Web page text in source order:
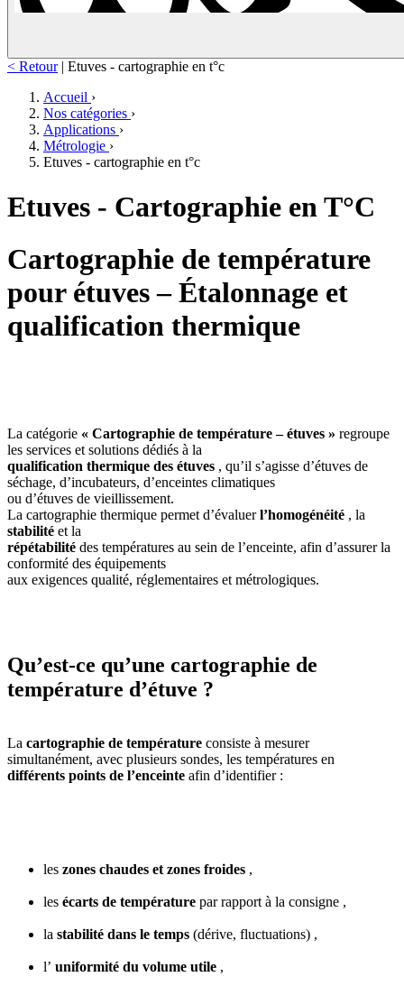
< Retour | Etuves - cartographie en t°c
Accueil ›
Nos catégories ›
Applications ›
Métrologie ›
Etuves - cartographie en t°c
Etuves - Cartographie en T°C
Cartographie de température
pour étuves – Étalonnage et
qualification thermique
La catégorie « Cartographie de température – étuves » regroupe
les services et solutions dédiés à la
qualification thermique des étuves , qu’il s’agisse d’étuves de
séchage, d’incubateurs, d’enceintes climatiques
ou d’étuves de vieillissement.
La cartographie thermique permet d’évaluerl’homogénéité , la
stabilité et la
répétabilité des températures au sein de l’enceinte, afin d’assurer la
conformité des équipements
aux exigences qualité, réglementaires et métrologiques.
Qu’est-ce qu’une cartographie de
température d’étuve ?
La cartographie de température consiste à mesurer
simultanément, avec plusieurs sondes, les températures en
différents points de l’enceinte afin d’identifier :
les zones chaudes et zones froides ,
les écarts de température par rapport à la consigne ,
la stabilité dans le temps (dérive, fluctuations) ,
l’ uniformité du volume utile ,